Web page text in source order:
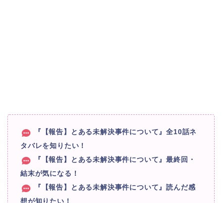
『【報告】とある未解決事件について』全10話ネ
タバレを知りたい！
『【報告】とある未解決事件について』最終回・
結末が気になる！
『【報告】とある未解決事件について』読んだ感
想が知りたい！